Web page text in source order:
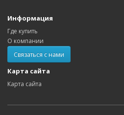
Информация
Где купить
О компании
Связаться с нами
Карта сайта
Карта сайта